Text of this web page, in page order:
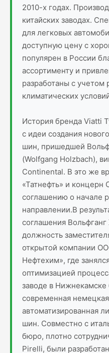
2010-х годах.
китайских заводах.
для легковых
доступную цену с
популярен в России
ассортименту и
разработаны с
климатических
История бренда Viatti
с идеи создания
шин, пришедшей
(Wolfgang Holzbach),
Continental. В это же
«Татнефть» и
соглашению о начале
направлении.В
соглашения
должность
открытой компании
Нефтехим», где
оптимизацией
заводе в
современная
автоматизированная
шин. Совместно с
бюро, плотно
Pirelli, были